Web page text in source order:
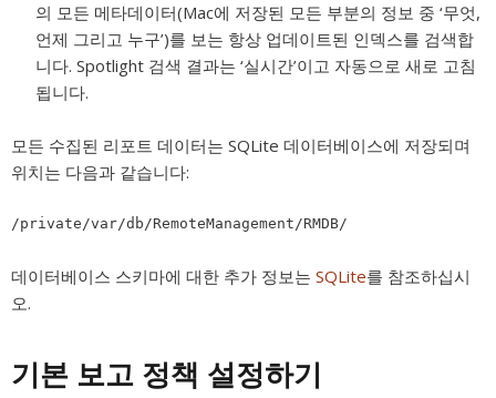
의 모든 메타데이터(Mac에 저장된 모든 부분의 정보 중 ‘무엇,
언제 그리고 누구’)를 보는 항상 업데이트된 인덱스를 검색합
니다. Spotlight 검색 결과는 ‘실시간’이고 자동으로 새로 고침
됩니다.
모든 수집된 리포트 데이터는 SQLite 데이터베이스에 저장되며
위치는 다음과 같습니다:
/private/var/db/RemoteManagement/RMDB/
데이터베이스 스키마에 대한 추가 정보는 SQLite를 참조하십시
오.
기본 보고 정책 설정하기